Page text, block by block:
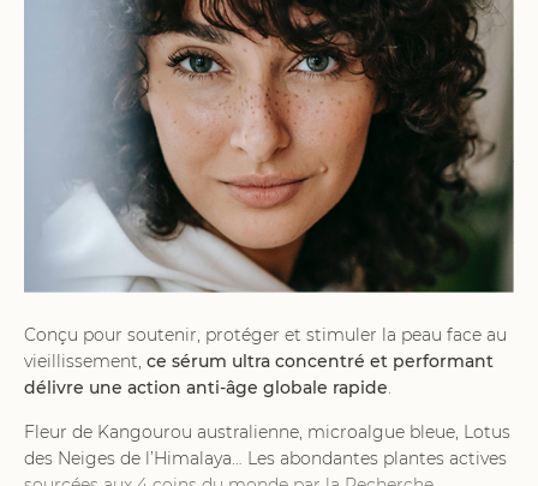
Conçu pour soutenir, protéger et stimuler la peau face au
vieillissement, ce sérum ultra concentré et performant
délivre une action anti-âge globale rapide.
Fleur de Kangourou australienne, microalgue bleue, Lotus
des Neiges de l’Himalaya… Les abondantes plantes actives